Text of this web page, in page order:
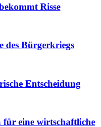
Risse
des Bürgerkriegs
Entscheidung
eine wirtschaftliche